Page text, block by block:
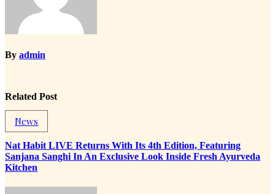
By admin
Related Post
News
Nat Habit LIVE Returns With Its 4th Edition, Featuring
Sanjana Sanghi In An Exclusive Look Inside Fresh Ayurveda
Kitchen